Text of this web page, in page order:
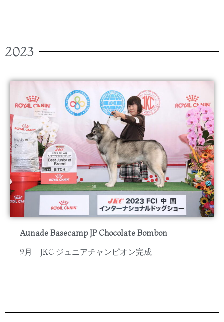
2023
Aunade Basecamp JP Chocolate Bombon
9月 JKC ジュニアチャンピオン完成